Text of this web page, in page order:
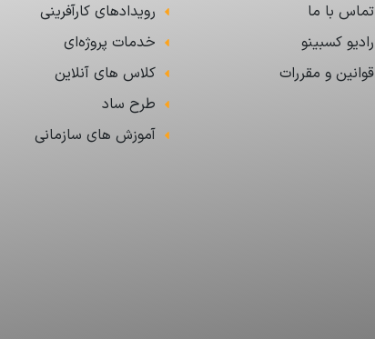
تماس با ما
رادیو کسبینو
قوانین و مقررات
رویدادهای کارآفرینی
خدمات پروژه‌ای
کلاس های آنلاین
طرح ساد
آموزش های سازمانی